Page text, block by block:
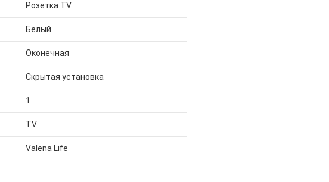
Розетка TV
Белый
Оконечная
Скрытая установка
1
TV
Valena Life